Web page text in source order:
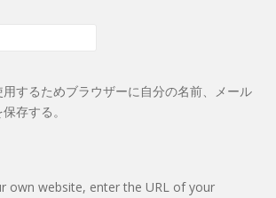
するためブラウザーに自分の名前、メール
存する。
own website, enter the URL of your